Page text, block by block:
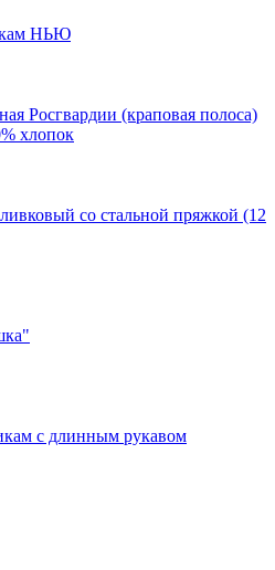
НЬЮ
Росгвардии (краповая полоса)
хлопок
со стальной пряжкой (12
с длинным рукавом